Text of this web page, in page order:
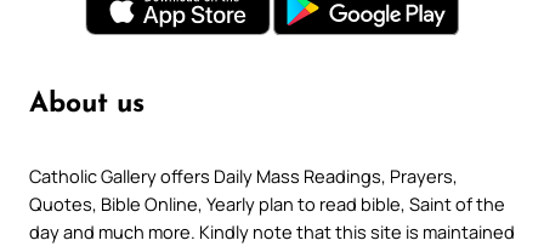
About us
Catholic Gallery offers Daily Mass Readings, Prayers,
Quotes, Bible Online, Yearly plan to read bible, Saint of the
day and much more. Kindly note that this site is maintained